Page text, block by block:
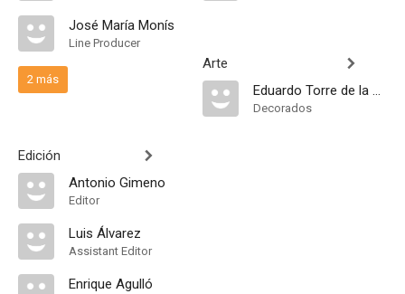
José María Monís
Line Producer
2 más
Edición
Antonio Gimeno
Editor
Luis Álvarez
Assistant Editor
Enrique Agulló
Arte
Eduardo Torre de la Fuente
Decorados